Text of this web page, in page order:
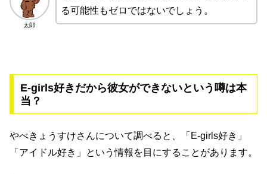
太郎
る可能性もゼロではないでしょう。
E-girls好きだから彼女ができないという噂は本
当？
やべきょうすけさんについて調べると、「E-girls好き」
「アイドル好き」という情報を目にすることがあります。